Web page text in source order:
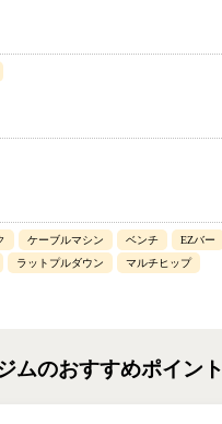
ケーブルマシン ベンチ
EZバー
ラットプルダウン マルチヒップ
ムのおすすめポイント